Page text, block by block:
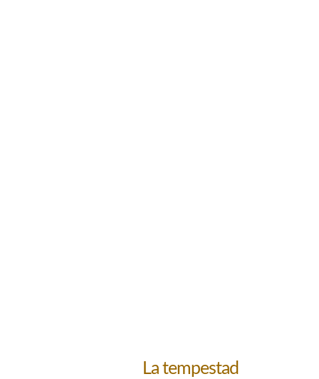
La tempestad